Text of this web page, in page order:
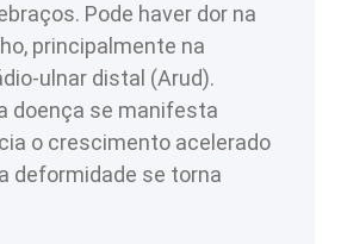
Pode haver dor na
principalmente na
ulnar distal (Arud).
doença se manifesta
o crescimento acelerado
deformidade se torna